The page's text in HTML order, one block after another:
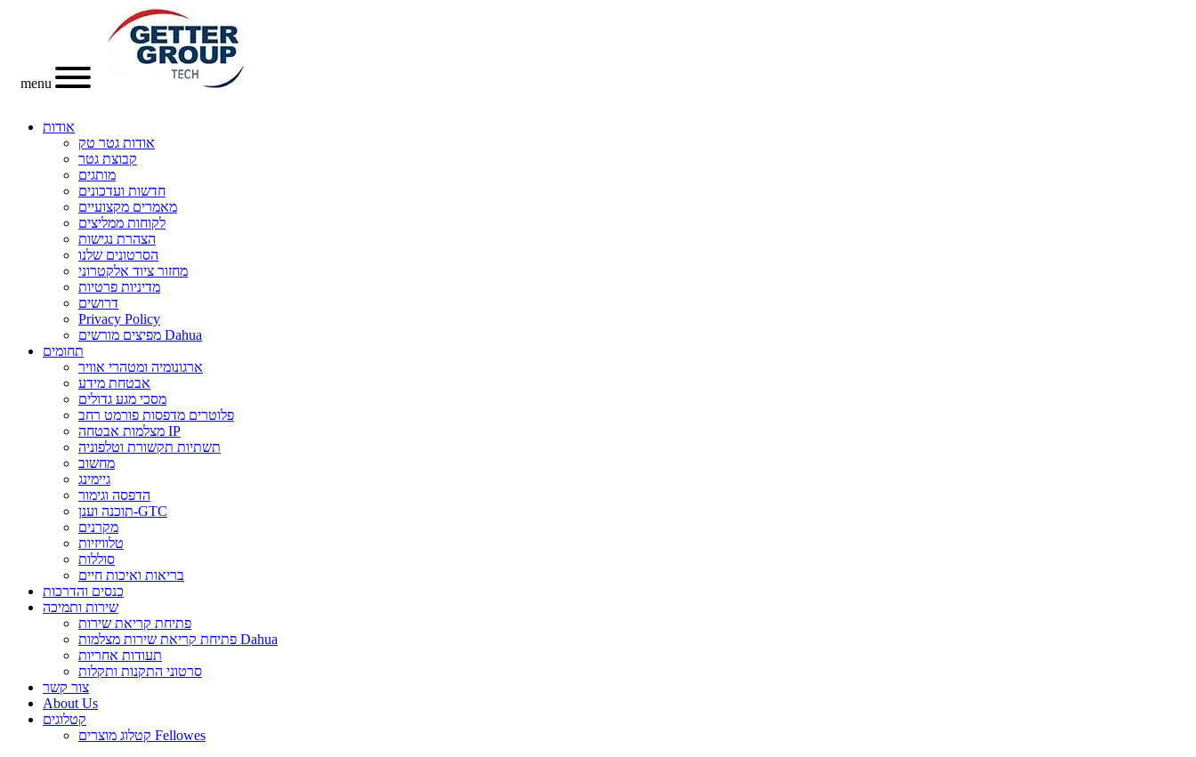
menu
אודות
אודות גטר טק
קבוצת גטר
מותגים
חדשות ועדכונים
מאמרים מקצועיים
לקוחות ממליצים
הצהרת נגישות
הסרטונים שלנו
מחזור ציוד אלקטרוני
מדיניות פרטיות
דרושים
Privacy Policy
מפיצים מורשים Dahua
תחומים
ארגונומיה ומטהרי אוויר
אבטחת מידע
מסכי מגע גדולים
פלוטרים מדפסות פורמט רחב
מצלמות אבטחה IP
תשתיות תקשורת וטלפוניה
מחשוב
גיימינג
הדפסה וגימור
תוכנה וענן-GTC
מקרנים
טלוויזיות
סוללות
בריאות ואיכות חיים
כנסים והדרכות
שירות ותמיכה
פתיחת קריאת שירות
פתיחת קריאת שירות מצלמות Dahua
תעודות אחריות
סרטוני התקנות ותקלות
צור קשר
About Us
קטלוגים
קטלוג מוצרים Fellowes